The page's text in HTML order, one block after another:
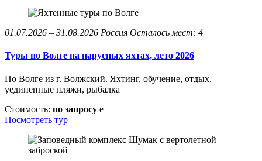
01.07.2026 – 31.08.2026 Россия Осталось мест: 4
Туры по Волге на парусных яхтах, лето 2026
По Волге из г. Волжский. Яхтинг, обучение, отдых,
уединенные пляжи, рыбалка
Стоимость: по запросу e
Посмотреть тур